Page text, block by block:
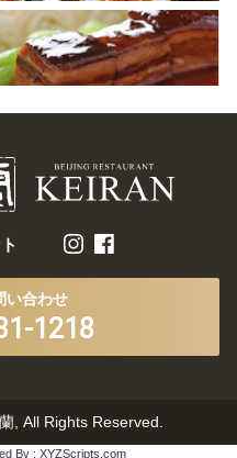
い合わせ
1218
, All Rights Reserved.
By : XYZScripts.com